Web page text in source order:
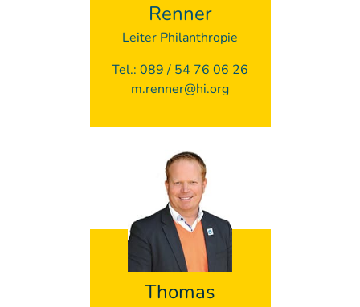
Renner
Leiter Philanthropie
Tel.: 089 / 54 76 06 26
m.renner@hi.org
Thomas